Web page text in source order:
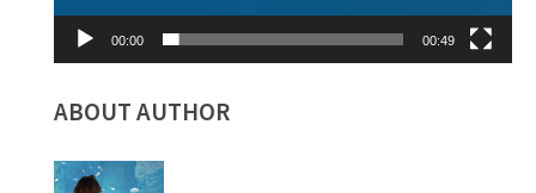
00:00 00:49
ABOUT AUTHOR